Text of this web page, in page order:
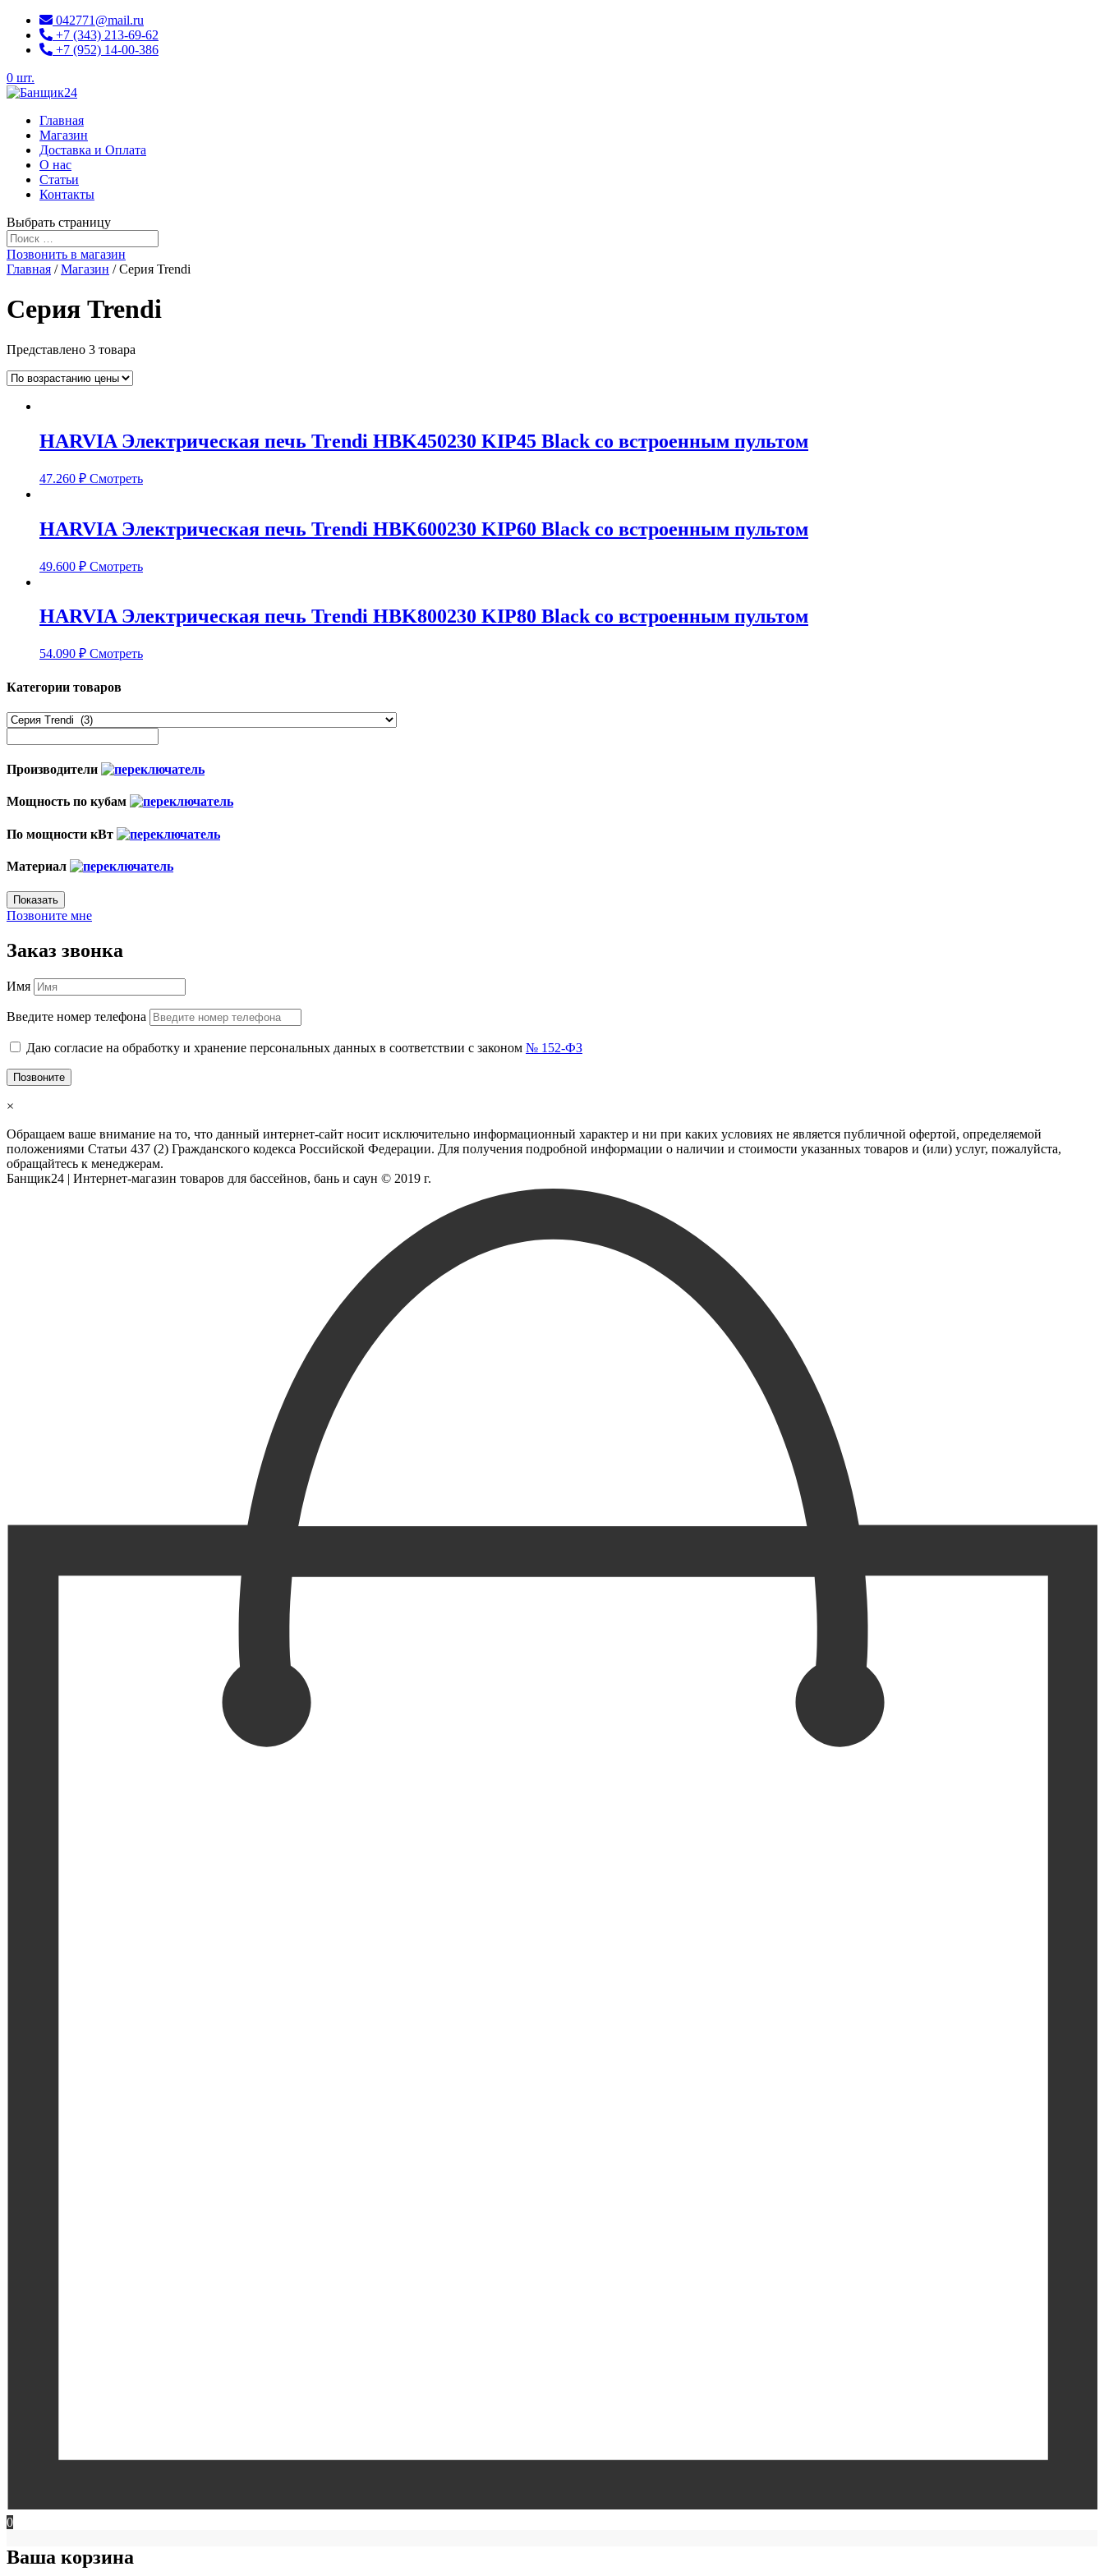
042771@mail.ru
+7 (343) 213-69-62
+7 (952) 14-00-386
0 шт.
Главная
Магазин
Доставка и Оплата
О нас
Статьи
Контакты
Выбрать страницу
Позвонить в магазин
Главная /Магазин / Серия Trendi
Серия Trendi
Представлено 3 товара
HARVIA Электрическая печь Trendi HBK450230 KIP45 Black со встроенным пультом
47.260 ₽ Смотреть
HARVIA Электрическая печь Trendi HBK600230 KIP60 Black со встроенным пультом
49.600 ₽ Смотреть
HARVIA Электрическая печь Trendi HBK800230 KIP80 Black со встроенным пультом
54.090 ₽ Смотреть
Категории товаров
Производители
Мощность по кубам
По мощности кВт
Материал
Показать
Позвоните мне
Заказ звонка
Имя
Введите номер телефона
Даю согласие на обработку и хранение персональных данных в соответствии с законом № 152-ФЗ
Позвоните
×
Обращаем ваше внимание на то, что данный интернет-сайт носит исключительно информационный характер и ни при каких условиях не является публичной офертой, определяемой
положениями Статьи 437 (2) Гражданского кодекса Российской Федерации. Для получения подробной информации о наличии и стоимости указанных товаров и (или) услуг, пожалуйста,
обращайтесь к менеджерам.
Банщик24 | Интернет-магазин товаров для бассейнов, бань и саун © 2019 г.
0
Ваша корзина